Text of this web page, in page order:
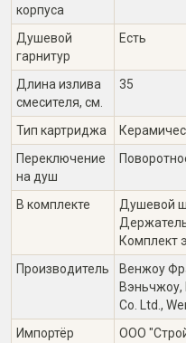
корпуса
Душевой
гарнитур
Есть
Длина излива
смесителя, см.
35
Тип картриджа
Переключение
на душ
В комплекте
Душевой
Комплект
Производитель
Венжоу
Вэньчжоу,
Co. Ltd.,
Импортёр
ООО